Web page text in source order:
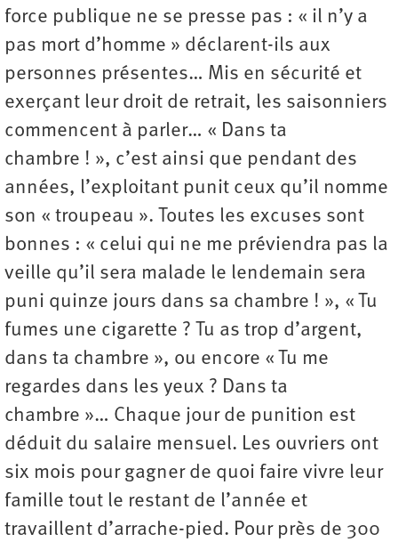
force publique ne se presse pas : « il n’y a
pas mort d’homme » déclarent-ils aux
personnes présentes… Mis en sécurité et
exerçant leur droit de retrait, les saisonniers
commencent à parler… « Dans ta
chambre ! », c’est ainsi que pendant des
années, l’exploitant punit ceux qu’il nomme
son « troupeau ». Toutes les excuses sont
bonnes : « celui qui ne me préviendra pas la
veille qu’il sera malade le lendemain sera
puni quinze jours dans sa chambre ! », « Tu
fumes une cigarette ? Tu as trop d’argent,
dans ta chambre », ou encore « Tu me
regardes dans les yeux ? Dans ta
chambre »… Chaque jour de punition est
déduit du salaire mensuel. Les ouvriers ont
six mois pour gagner de quoi faire vivre leur
famille tout le restant de l’année et
travaillent d’arrache-pied. Pour près de 300